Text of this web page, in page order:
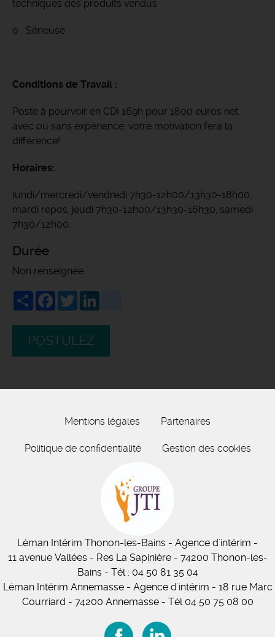
techniques des produits vendus
o Sérieuse
Conditions de Travail :
Poste à pourvoir en CDI 169h pour 1800 euros net,
avec ou sans expérience, votre motivation fera la
différence!
Horaires:
lundi/mercredi/vendredi 7h30-12h00/13h30-18h00,
mardi repos, jeudi 7h30-12h00/13h30-16h30, samedi
7h30/12h00.
Durée
Non renseignée
ShareFacebook
Twitter
POSTULEZ
Mentions légales Partenaires
Politique de confidentialité Gestion des cookies
Léman Intérim Thonon-les-Bains - Agence d'intérim -
11avenue Vallées- Res La Sapinière - 74200 Thonon-les-
Bains - Tél : 04 50 81 35 04
Léman Intérim Annemasse - Agence d'intérim - 18 rue Marc
Courriard - 74200 Annemasse - Tél 04 50 75 08 00